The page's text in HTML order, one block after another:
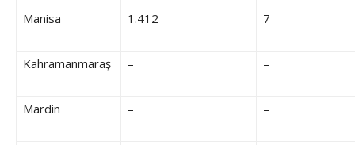
Manisa 1.412 7
Kahramanmaraş – –
Mardin – –